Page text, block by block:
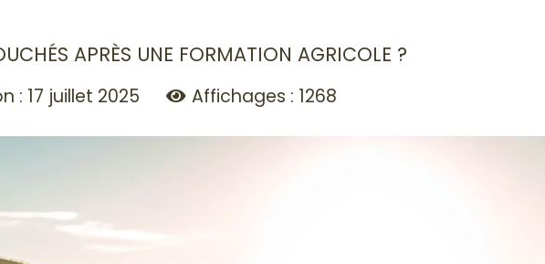
APRÈS UNE FORMATION AGRICOLE ?
: 17 juillet 2025 Affichages : 1268